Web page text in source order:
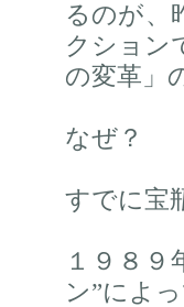
るのが、
クション
の変革」
なぜ？
すでに宝
１９８
ン”によ